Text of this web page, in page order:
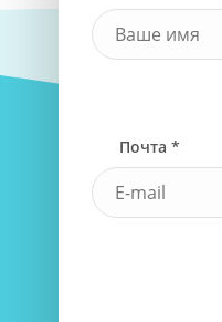
Почта *